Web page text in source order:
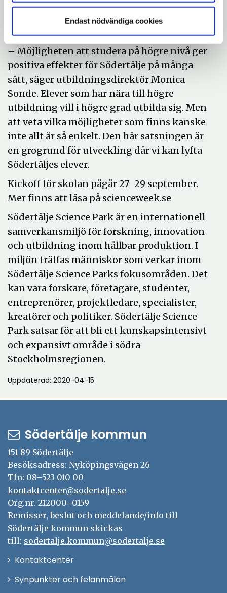
Endast nödvändiga cookies
Dahlgren. Science-lunchen integreras i
undervisningen i hållbarhet och de globala
målen.
– Möjligheten att studera på högre nivå ger
positiva effekter för Södertälje på många
sätt, säger utbildningsdirektör Monica
Sonde. Elever som har nära till högre
utbildning vill i högre grad utbilda sig. Men
att veta vilka möjligheter som finns kanske
inte allt är så enkelt. Den här satsningen är
en grogrund för utveckling där vi kan lyfta
Södertäljes elever.
Kickoff för skolan pågår 27–29 september.
Mer finns att läsa på scienceweek.se
Södertälje Science Park är en internationell
samverkansmiljö för forskning, innovation
och utbildning inom hållbar produktion. I
miljön träffas människor som verkar inom
Södertälje Science Parks fokusområden. Det
kan vara forskare, företagare, studenter,
entreprenörer, projektledare, specialister,
kreatörer och politiker. Södertälje Science
Park satsar för att bli ett kunskapsintensivt
och expansivt område i södra
Stockholmsregionen.
Uppdaterad: 2020-04-15
Södertälje kommun
151 89 Södertälje
Besöksadress: Nyköpingsvägen 26
Tfn: 08–523 010 00
kontaktcenter@sodertalje.se
Org.nr. 212000–0159
Remisser, beslut och meddelande/info till
Södertälje kommun skickas
till: sodertalje.kommun@sodertalje.se
KontaktcenterÖppna
Synpunkter och felanmälan